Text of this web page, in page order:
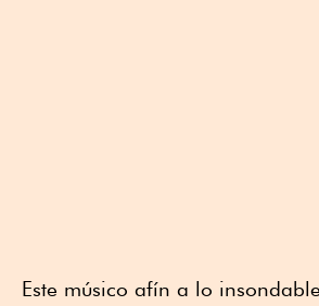
Este músico afín a lo